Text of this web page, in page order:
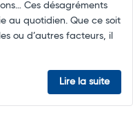
Ces désagréments
au quotidien. Que ce soit
ou d’autres facteurs, il
Lire la suite